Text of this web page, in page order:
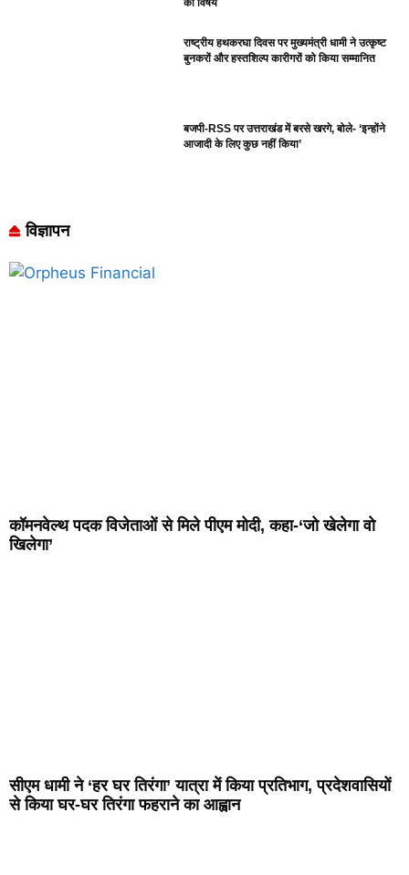
का विषय
राष्ट्रीय हथकरघा दिवस पर मुख्यमंत्री धामी ने उत्कृष्ट
बुनकरों और हस्तशिल्प कारीगरों को किया सम्मानित
बजपी-RSS पर उत्तराखंड में बरसे खरगे, बोले- ‘इन्होंने
आजादी के लिए कुछ नहीं किया’
विज्ञापन
कॉमनवेल्थ पदक विजेताओं से मिले पीएम मोदी, कहा-‘जो खेलेगा वो
खिलेगा’
सीएम धामी ने ‘हर घर तिरंगा’ यात्रा में किया प्रतिभाग, प्रदेशवासियों
से किया घर-घर तिरंगा फहराने का आह्वान